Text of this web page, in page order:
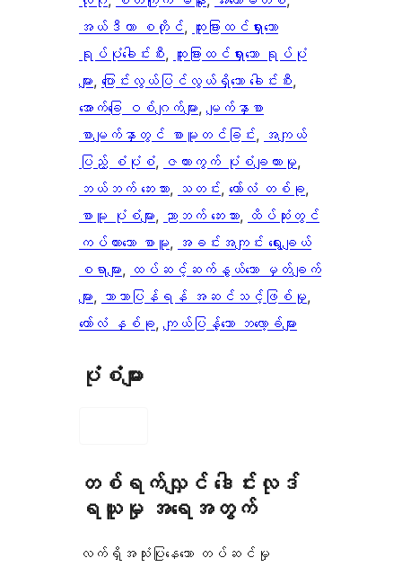
အယ်ဒီတာ စတိုင်, ထူးခြားထင်ရှားသော
ရုပ်ပုံခေါင်းစီး, ထူးခြားထင်ရှားသော ရုပ်ပုံ
များ, ပြောင်းလွယ်ပြင်လွယ်ရှိသော ခေါင်းစီး
အောက်ခြေ ဝစ်ဂျက်များ, မျက်နှာစာ
စာမျက်နှာတွင် စာမူတင်ခြင်း, အကျယ်
ပြည့် စံပုံစံ, ဇယားကွက် ပုံစံချထားမှု
ဘယ်ဘက် ဘေးဘား, သတင်း, ကော်လံ တစ်ခု
စာမူ ပုံစံများ, ညာဘက် ဘေးဘား, ထိပ်ဆုံးတွင်
ကပ်ထားသော စာမူ, အခင်းအကျင်း ရွေးချယ်
စရာများ, ထပ်ဆင့်ဆက်နွယ်သော မှတ်ချက်
များ, ဘာသာပြန်ရန် အဆင်သင့်ဖြစ်မှု
ကော်လံ နှစ်ခု, ကျယ်ပြန့်သော ဘလော့ခ်များ
ပုံစံများ
တစ်ရက်လျှင် ဒေါင်းလုဒ်
ရယူမှု အရေအတွက်
လက်ရှိအသုံးပြုနေသော တပ်ဆင်မှု